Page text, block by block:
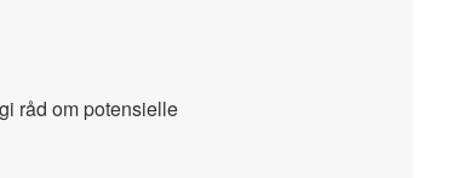
råd om potensielle